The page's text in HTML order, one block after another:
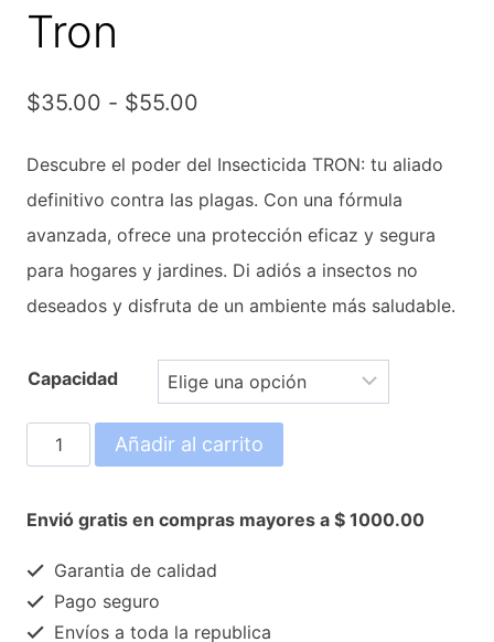
Tron
$35.00 - $55.00
precios:
desde
$35.00
hasta
$55.00
Descubre el poder del Insecticida TRON: tu aliado
definitivo contra las plagas. Con una fórmula
avanzada, ofrece una protección eficaz y segura
para hogares y jardines. Di adiós a insectos no
deseados y disfruta de un ambiente más saludable.
Capacidad
Tron
Añadir al carrito
Envió gratis en compras mayores a $ 1000.00
Garantia de calidad
Pago seguro
Envíos a toda la republica